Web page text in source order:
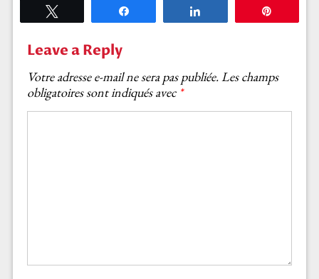
Leave a Reply
Votre adresse e-mail ne sera pas publiée.Les champs
obligatoires sont indiqués avec *